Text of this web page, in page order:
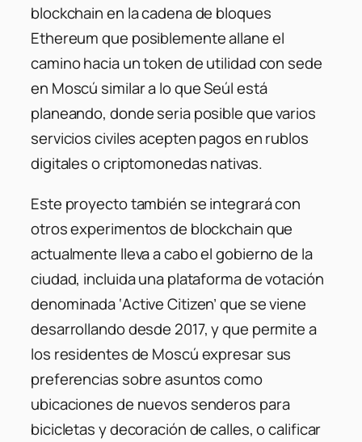
blockchain en la cadena de bloques
Ethereum que posiblemente allane el
camino hacia un token de utilidad con sede
en Moscú similar a lo que Seúl está
planeando, donde seria posible que varios
servicios civiles acepten pagos en rublos
digitales o criptomonedas nativas.
Este proyecto también se integrará con
otros experimentos de blockchain que
actualmente lleva a cabo el gobierno de la
ciudad, incluida una plataforma de votación
denominada ‘Active Citizen’ que se viene
desarrollando desde 2017, y que permite a
los residentes de Moscú expresar sus
preferencias sobre asuntos como
ubicaciones de nuevos senderos para
bicicletas y decoración de calles, o calificar